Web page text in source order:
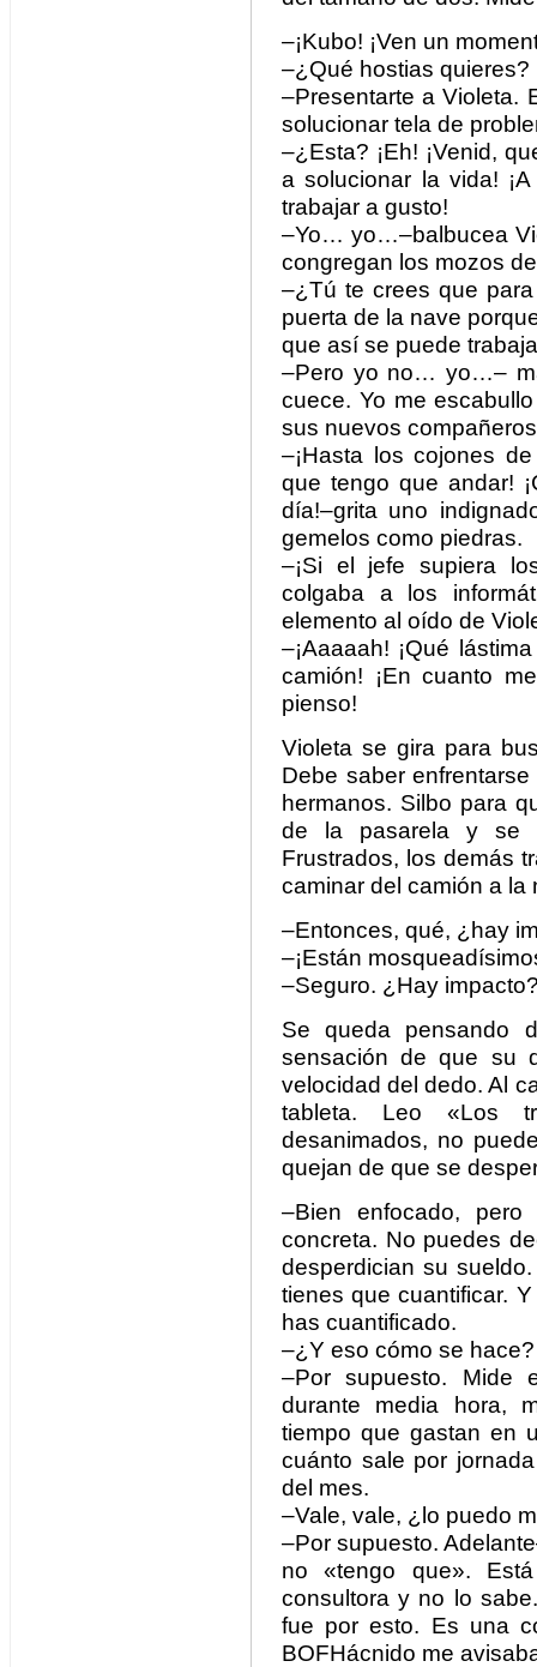
–¡Kubo! ¡Ven un
–¿Qué hostias quieres?
–Presentarte a Violeta.
solucionar tela de
–¿Esta? ¡Eh! ¡Venid,
a solucionar la vida!
trabajar a gusto!
–Yo… yo…–balbucea
congregan los mozos
–¿Tú te crees que
puerta de la nave
que así se puede
–Pero yo no… yo…–
cuece. Yo me
sus nuevos
–¡Hasta los cojones
que tengo que andar!
día!–grita uno
gemelos como piedras.
–¡Si el jefe supiera
colgaba a los
elemento al oído de
–¡Aaaaah! ¡Qué
camión! ¡En cuanto
pienso!
Violeta se gira para
Debe saber
hermanos. Silbo para
de la pasarela y se
Frustrados, los demás
caminar del camión a la
–Entonces, qué, ¿hay
–¡Están
–Seguro. ¿Hay
Se queda pensando
sensación de que su
velocidad del dedo. Al
tableta. Leo «Los
desanimados, no
quejan de que se
–Bien enfocado,
concreta. No puedes
desperdician su
tienes que cuantificar.
has cuantificado.
–¿Y eso cómo se
–Por supuesto. Mide
durante media hora,
tiempo que gastan en
cuánto sale por
del mes.
–Vale, vale, ¿lo puedo
–Por supuesto.
no «tengo que».
consultora y no lo
fue por esto. Es una
BOFHácnido me